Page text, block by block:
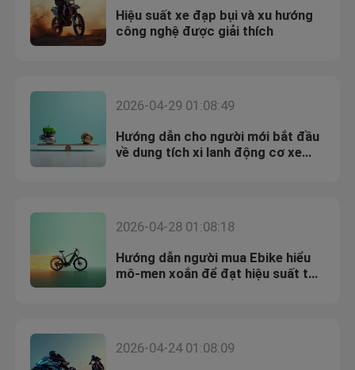
Hiệu suất xe đạp bụi và xu hướng
công nghệ được giải thích
2026-04-29 01:08:49
Hướng dẫn cho người mới bắt đầu
về dung tích xi lanh động cơ xe
2026-04-28 01:08:18
Hướng dẫn người mua Ebike hiểu
mô-men xoắn để đạt hiệu suất tối
2026-04-24 01:08:09